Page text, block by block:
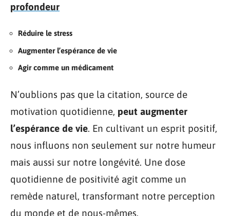
profondeur
Réduire le stress
Augmenter l’espérance de vie
Agir comme un médicament
N’oublions pas que la citation, source de
motivation quotidienne, peut augmenter
l’espérance de vie. En cultivant un esprit positif,
nous influons non seulement sur notre humeur
mais aussi sur notre longévité. Une dose
quotidienne de positivité agit comme un
remède naturel, transformant notre perception
du monde et de nous-mêmes.